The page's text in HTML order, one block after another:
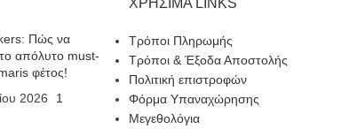
Πώς να
απόλυτο must-
φέτος!
2026
1
Τρόποι Πληρωμής
Τρόποι & Έξοδα Αποστολής
Πολιτική επιστροφών
Φόρμα Υπαναχώρησης
Μεγεθολόγια